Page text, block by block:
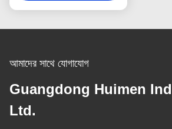
আমাদের সাথে যোগাযোগ
Guangdong Huimen
Ltd.